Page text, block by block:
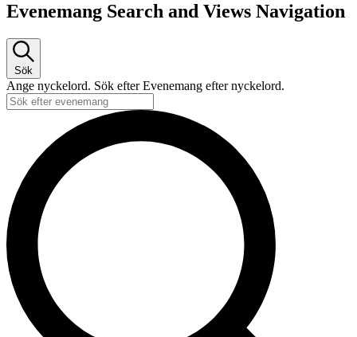
Evenemang Search and Views Navigation
Sök
Ange nyckelord. Sök efter Evenemang efter nyckelord.